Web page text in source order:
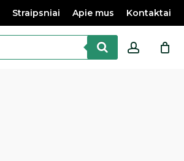
Straipsniai Apie mus Kontaktai